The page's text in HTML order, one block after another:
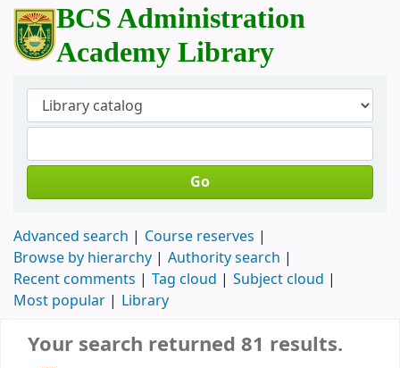
BCS Administration
Academy Library
Go
Advanced search
Course reserves
Browse by hierarchy
Authority search
Recent comments
Tag cloud
Subject cloud
Most popular
Library
Your search returned 81 results.